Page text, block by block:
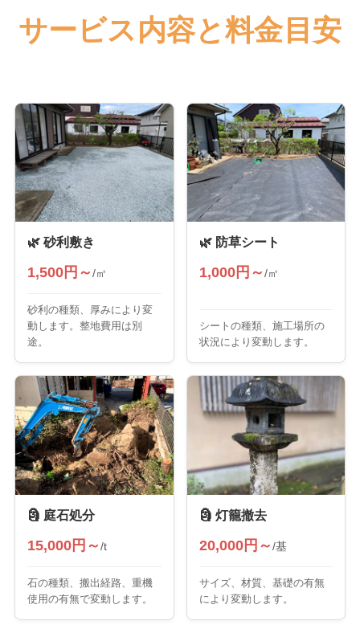
サービス内容と料金目安
🌿 砂利敷き
1,500円～/㎡
砂利の種類、厚みにより変
動します。整地費用は別
途。
🌿 防草シート
1,000円～/㎡
シートの種類、施工場所の
状況により変動します。
🗿 庭石処分
15,000円～/t
石の種類、搬出経路、重機
使用の有無で変動します。
🗿 灯籠撤去
20,000円～/基
サイズ、材質、基礎の有無
により変動します。